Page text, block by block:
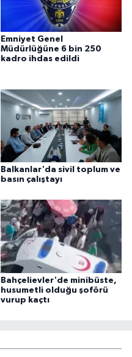
Emniyet Genel
Müdürlüğüne 6 bin 250
kadro ihdas edildi
Balkanlar'da sivil toplum ve
basın çalıştayı
Bahçelievler'de minibüste,
husumetli olduğu şoförü
vurup kaçtı